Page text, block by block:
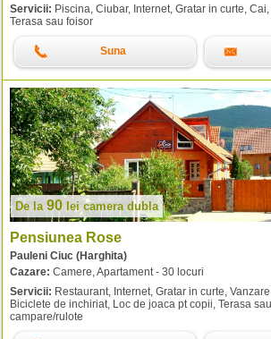
Servicii: Piscina, Ciubar, Internet, Gratar in curte,
Terasa sau foisor
Suna
De la 90 lei camera dubla
Pensiunea Rose
Pauleni Ciuc (Harghita)
Cazare: Camere, Apartament - 30 locuri
Servicii: Restaurant, Internet, Gratar in curte,
Biciclete de inchiriat, Loc de joaca pt copii, Terasa
campare/rulote